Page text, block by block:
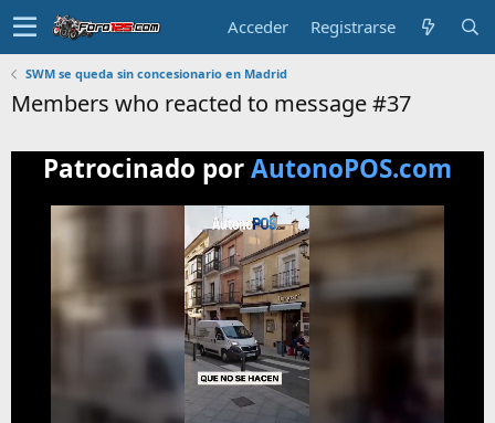
Acceder Registrarse
SWM se queda sin concesionario en Madrid
Members who reacted to message #37
Patrocinado porAutonoPOS.com